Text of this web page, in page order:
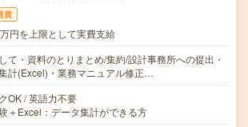
費
円を上限として実費支給
て・資料のとりまとめ/集約/設計事務所への提出・
計(Excel)・業務マニュアル修正…
OK / 英語力不要
＋Excel：データ集計ができる方